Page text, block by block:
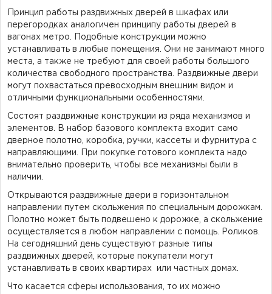
Принцип работы раздвижных дверей в шкафах или
перегородках аналогичен принципу работы дверей в
вагонах метро. Подобные конструкции можно
устанавливать в любые помещения. Они не занимают много
места, а также не требуют для своей работы большого
количества свободного пространства. Раздвижные двери
могут похвастаться превосходным внешним видом и
отличными функциональными особенностями.
Состоят раздвижные конструкции из ряда механизмов и
элементов. В набор базового комплекта входит само
дверное полотно, коробка, ручки, кассеты и фурнитура с
направляющими. При покупке готового комплекта надо
внимательно проверить, чтобы все механизмы были в
наличии.
Открываются раздвижные двери в горизонтальном
направлении путем скольжения по специальным дорожкам.
Полотно может быть подвешено к дорожке, а скольжение
осуществляется в любом направлении с помощь. Роликов.
На сегодняшний день существуют разные типы
раздвижных дверей, которые покупатели могут
устанавливать в своих квартирах или частных домах.
Что касается сферы использования, то их можно